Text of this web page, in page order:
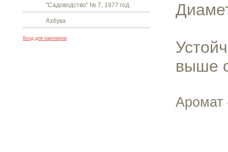
"Садоводство" № 7, 1977 год.
Азбука
Вход для партнеров
выше
Аромат